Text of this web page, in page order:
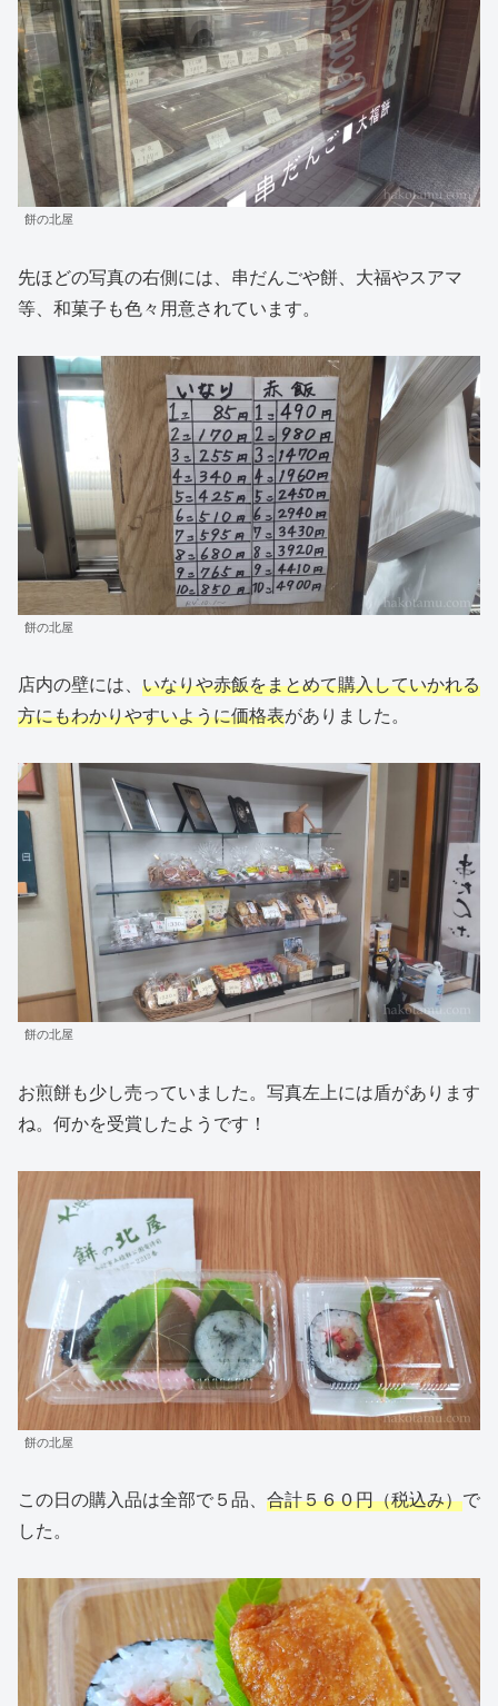
餅の北屋
先ほどの写真の右側には、串だんごや餅、大福やスアマ
等、和菓子も色々用意されています。
餅の北屋
店内の壁には、 いなりや赤飯をまとめて購入していかれる
方にもわかりやすいように価格表がありました。
餅の北屋
お煎餅も少し売っていました。写真左上には盾があります
ね。何かを受賞したようです！
餅の北屋
この日の購入品は全部で５品、 合計５６０円（税込み）で
した。